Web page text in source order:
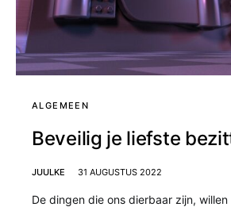
ALGEMEEN
Beveilig je liefste
JUULKE 31 AUGUSTUS 2022
De dingen die ons dierbaar zijn,